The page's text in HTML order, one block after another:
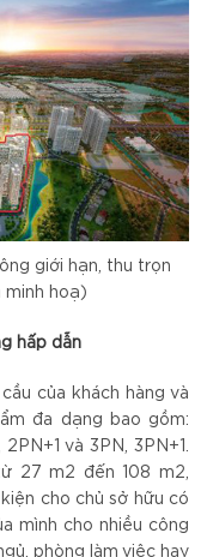
giới hạn, thu trọn
minh hoạ)
hấp dẫn
của khách hàng và
đa dạng bao gồm:
và 3PN, 3PN+1.
27 m2 đến 108 m2,
cho chủ sở hữu có
mình cho nhiều công
phòng làm việc hay